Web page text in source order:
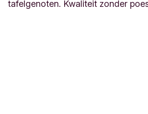
tafelgenoten. Kwaliteit zonder